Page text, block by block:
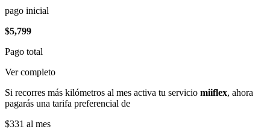
pago inicial
$5,799
Pago total
Ver completo
Si recorres más kilómetros al mes activa tu servicio miiflex, ahora
pagarás una tarifa preferencial de
$331 al mes